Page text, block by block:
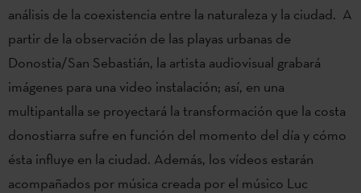
análisis de la coexistencia entre la naturaleza y la ciudad. A
partir de la observación de las playas urbanas de
Donostia/San Sebastián, la artista audiovisual grabará
imágenes para una video instalación; así, en una
multipantalla se proyectará la transformación que la costa
donostiarra sufre en función del momento del día y cómo
ésta influye en la ciudad. Además, los vídeos estarán
acompañados por música creada por el músico Luc